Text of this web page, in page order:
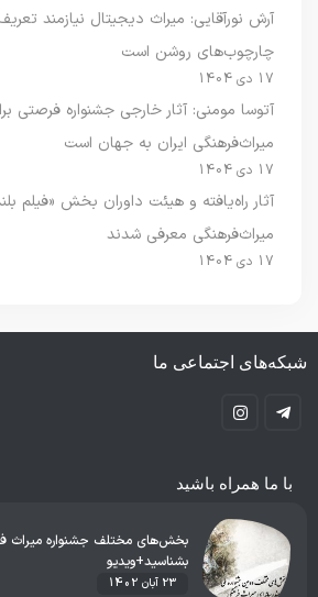
آرش نورآقایی: میراث دیجیتال نیازمند
چارچوب‌های روشن است
17 دی 1404
آتوسا مومنی: آثار خارجی جشنواره فرصتی
میراث‌فرهنگی ایران به جهان است
17 دی 1404
آثار راه‌یافته و هیئت داوران بخش «فیلم
میراث‌فرهنگی معرفی شدند
17 دی 1404
شبکه‌های اجتماعی ما
با ما همراه باشید
بخش‌های مختلف جشنواره میراث
بشناسید+ویدیو
23 آبان 1402